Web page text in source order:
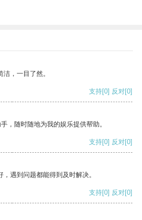
，一目了然。
支持[0] 反对[0]
，随时随地为我的娱乐提供帮助。
支持[0] 反对[0]
遇到问题都能得到及时解决。
支持[0] 反对[0]